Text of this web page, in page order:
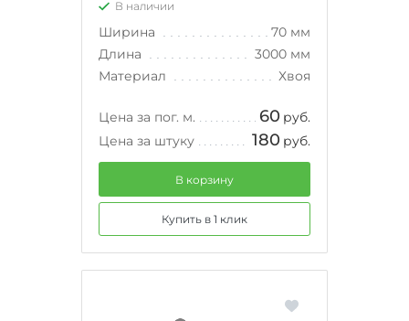
В наличии
Ширина
70 мм
Длина
3000 мм
Материал
Хвоя
Цена за пог. м. 60 руб.
Цена за штуку
180 руб.
В корзину
Купить в 1 клик